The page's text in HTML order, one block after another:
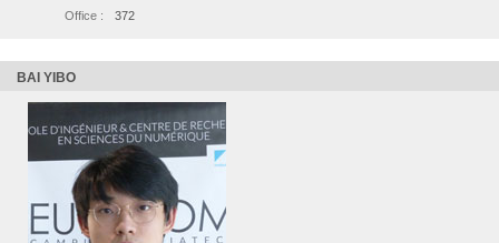
Office :
372
BAI YIBO